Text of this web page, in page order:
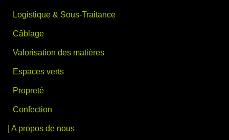
Logistique & Sous-Traitance
Câblage
Valorisation des matières
Espaces verts
Propreté
Confection
| A propos de nous